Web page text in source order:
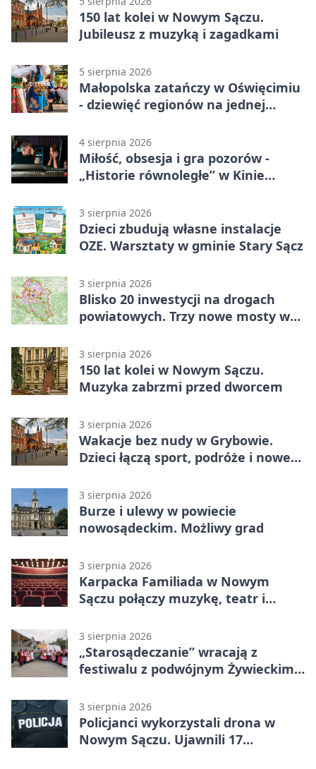
150 lat kolei w Nowym Sączu.
Jubileusz z muzyką i zagadkami
5 sierpnia 2026
Małopolska zatańczy w Oświęcimiu
- dziewięć regionów na jednej
4 sierpnia 2026
Miłość, obsesja i gra pozorów -
„Historie równoległe” w Kinie
3 sierpnia 2026
Dzieci zbudują własne instalacje
OZE. Warsztaty w gminie Stary Sącz
3 sierpnia 2026
Blisko 20 inwestycji na drogach
powiatowych. Trzy nowe mosty w
3 sierpnia 2026
150 lat kolei w Nowym Sączu.
Muzyka zabrzmi przed dworcem
3 sierpnia 2026
Wakacje bez nudy w Grybowie.
Dzieci łączą sport, podróże i nowe
3 sierpnia 2026
Burze i ulewy w powiecie
nowosądeckim. Możliwy grad
3 sierpnia 2026
Karpacka Familiada w Nowym
Sączu połączy muzykę, teatr i
3 sierpnia 2026
„Starosądeczanie” wracają z
festiwalu z podwójnym Żywieckim
3 sierpnia 2026
Policjanci wykorzystali drona w
Nowym Sączu. Ujawnili 17